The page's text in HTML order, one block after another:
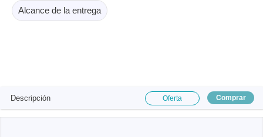
Alcance de la entrega
Descripción Oferta Comprar